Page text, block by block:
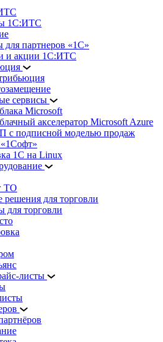
1С:ИТС
для партнеров «1С»
и акции 1С:ИТС
сервисы
Microsoft
акселератор Microsoft Azure
с подписной моделью продаж
1С на Linux
ТО
решения для торговли
для торговли
листы